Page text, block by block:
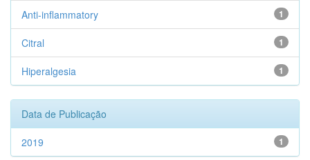
1
Anti-inflammatory
1
Citral
1
Hiperalgesia
Data de Publicação
1
2019